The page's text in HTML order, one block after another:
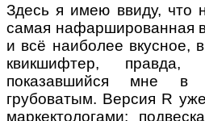
Здесь я имею ввиду, что
самая нафаршированная
и всё наиболее вкусное,
квикшифтер, правда,
показавшийся мне в
грубоватым. Версия R
маркектологами: